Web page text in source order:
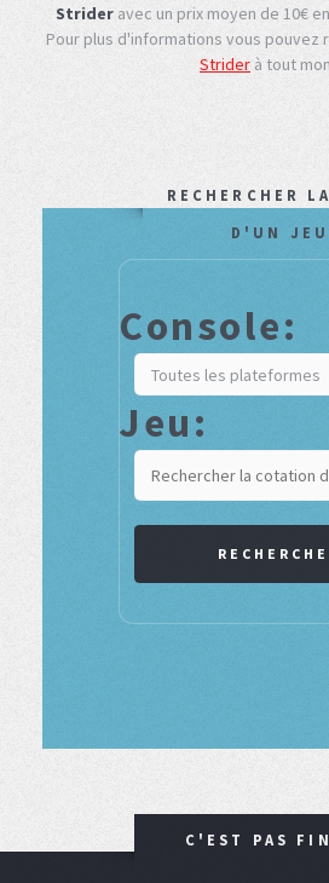
Strider avec un prix moyen de 10€
Pour plus d'informations vous pouvez
Strider à tout
RECHERCHER
D'UN JEU
Console:
Jeu:
C'EST PAS